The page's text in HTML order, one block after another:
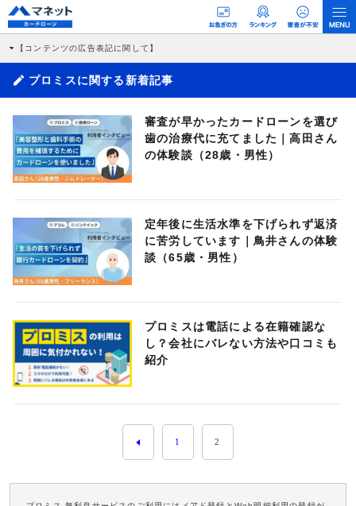
【コンテンツの広告表記に関して】
す。 これらの広告を経由して読者が企業ホームページを訪れ、成約が発生すると弊
社に対して企業から紹介報酬が支払われるという収益モデルです。 ただし、特定の
商品を根拠なくPRするものではなく、当編集部の調査／ユーザーへの口コミ収集な
>提携企業一覧
プロミスに関する新着記事
審査が早かったカードローンを選び
歯の治療代に充てました｜高田さん
の体験談（28歳・男性）
定年後に生活水準を下げられず返済
に苦労しています｜鳥井さんの体験
談（65歳・男性）
プロミスは電話による在籍確認な
し？会社にバレない方法や口コミも
紹介
1 2